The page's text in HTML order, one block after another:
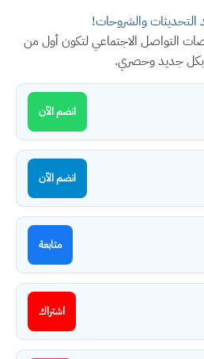
التحديثات والشروحات!
التواصل الاجتماعي لتكون أول من
جديد وحصري.
انضم الآن
انضم الآن
متابعة
اشتراك